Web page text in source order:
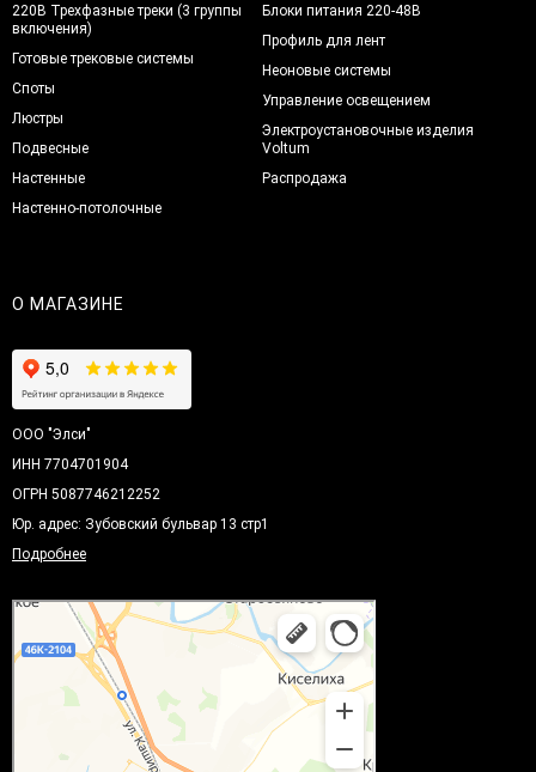
220В Трехфазные треки (3 группы
включения)
Готовые трековые системы
Споты
Люстры
Подвесные
Настенные
Настенно-потолочные
Блоки питания 220-48В
Профиль для лент
Неоновые системы
Управление освещением
Электроустановочные изделия
Voltum
Распродажа
О МАГАЗИНЕ
ООО "Элси"
ИНН 7704701904
ОГРН 5087746212252
Юр. адрес: Зубовский бульвар 13 стр1
Подробнее